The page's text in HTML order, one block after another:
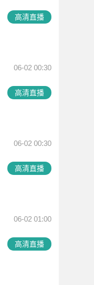
高清直播
06-02 00:30
高清直播
06-02 00:30
高清直播
06-02 01:00
高清直播